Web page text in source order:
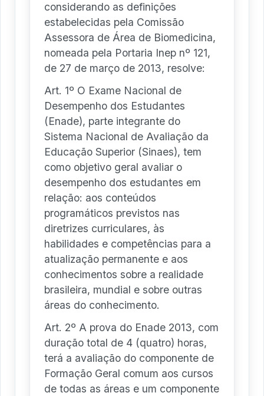
considerando as definições
estabelecidas pela Comissão
Assessora de Área de Biomedicina,
nomeada pela Portaria Inep nº 121,
de 27 de março de 2013, resolve:
Art. 1º O Exame Nacional de
Desempenho dos Estudantes
(Enade), parte integrante do
Sistema Nacional de Avaliação da
Educação Superior (Sinaes), tem
como objetivo geral avaliar o
desempenho dos estudantes em
relação: aos conteúdos
programáticos previstos nas
diretrizes curriculares, às
habilidades e competências para a
atualização permanente e aos
conhecimentos sobre a realidade
brasileira, mundial e sobre outras
áreas do conhecimento.
Art. 2º A prova do Enade 2013, com
duração total de 4 (quatro) horas,
terá a avaliação do componente de
Formação Geral comum aos cursos
de todas as áreas e um componente